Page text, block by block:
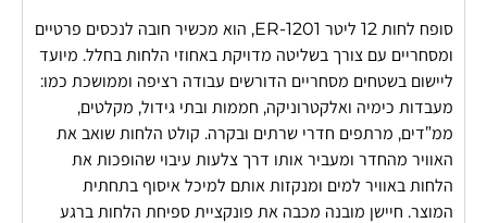
סופח לחות 12 ליטר ER-1201, הוא מכשיר חובה לנכסים פרטיים
ומסחריים עם צורך בשליטה מדויקת באחוזי הלחות בחלל. מיועד
ליישום בשטחים מסחריים הדורשים עבודה רציפה וממושכת כמו:
מעבדות כימיה ואלקטרוניקה, חממות ובתי גידול, מקלטים,
ממ”דים, מרתפים חדרי שרתים ובקרה. קולט הלחות שואב את
האוויר מהחדר ומעביר אותו דרך צלעות עיבוי שהופכות את
הלחות באוויר למים ומנקזות אותם למיכל איסוף בתחתית
המוצר. חיישן מובנה מכבה את פונקציית ספיחת הלחות ברגע